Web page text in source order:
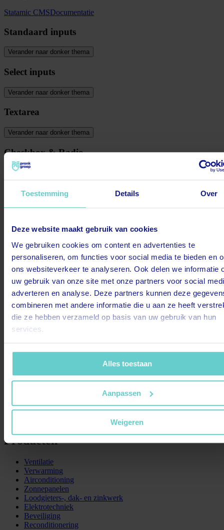
Toestemming Details Over
Deze website maakt gebruik van cookies
We gebruiken cookies om content en advertenties te
personaliseren, om functies voor social media te bieden en
ons websiteverkeer te analyseren. Ook delen we informatie
uw gebruik van onze site met onze partners voor social
adverteren en analyse. Deze partners kunnen deze
combineren met andere informatie die u aan ze heeft
die ze hebben verzameld op basis van uw gebruik van hun
services.
Alles toestaan
Aanpassen
Weigeren
Statamic CMSDocumentatie
Standaard inputs
Verander naar donker thema
Select inputs
Verander naar donker thema
Textarea
Verander naar donker thema
Checkbox & Radio
Verander naar donker thema
Switch & Toggle
088 4009 700
Bereikbaar tot 16:30 uur
PronkGroep
PronkGroep
Oplossingen
Vestigingen
Nieuws
Producten
Ventilatie
Verwarming
Airconditioning
Zonnepanelen
Loodgieters-, dak- en zinkwerk
Elektrotechniek
Beveiliging
Reconditionering